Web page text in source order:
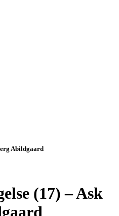
Abildgaard
(17) – Ask